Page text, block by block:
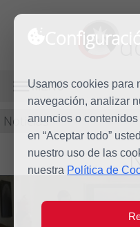
Usamos cookies para
navegación, analizar
anuncios o
en “Aceptar todo”
nuestro uso de las
nuestra Política de
MENÚ
Noticias